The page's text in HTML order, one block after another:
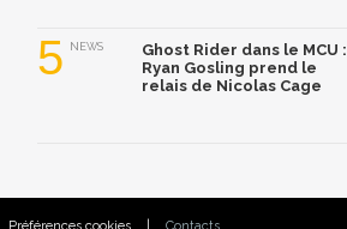
5 NEWS
Ghost Rider dans le MCU :
Ryan Gosling prend le
relais de Nicolas Cage